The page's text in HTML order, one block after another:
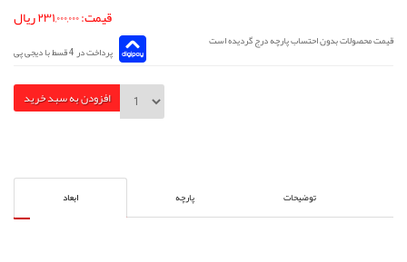
قیمت: ۲۳۱,۰۰۰,۰۰۰ ریال
قیمت محصولات بدون احتساب پارچه درج گردیده است
پرداخت در 4 قسط با دیجی پی
افزودن به سبد خرید
توضیحات پارچه ابعاد